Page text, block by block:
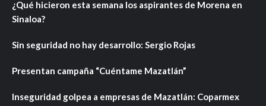
¿Qué hicieron esta semana los aspirantes de Morena en
Sinaloa?
Sin seguridad no hay desarrollo: Sergio Rojas
Presentan campaña “Cuéntame Mazatlán”
Inseguridad golpea a empresas de Mazatlán: Coparmex